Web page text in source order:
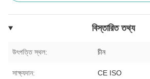
বিস্তারিত তথ্য
উৎপত্তি স্থল: চীন
সাক্ষ্যদান: CE ISO